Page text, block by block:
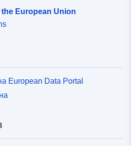
European Union
European Data Portal